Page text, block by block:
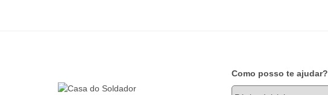
Como posso te ajudar?